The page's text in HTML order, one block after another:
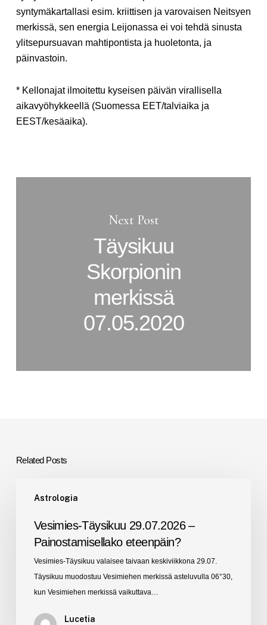
syntymäkartallasi esim. kriittisen ja varovaisen Neitsyen
merkissä, sen energia Leijonassa ei voi tehdä sinusta
ylitsepursuavan mahtipontista ja huoletonta, ja
päinvastoin.
* Kellonajat ilmoitettu kyseisen päivän virallisella
aikavyöhykkeellä (Suomessa EET/talviaika ja
EEST/kesäaika).
Next Post
Täysikuu
Skorpionin
merkissä
07.05.2020
Related Posts
Astrologia
Täysikuu
Painostamisellako
eteenpäin?
Vesimies-Täysikuu 29.07.2026 –
Painostamisellako eteenpäin?
Vesimies-Täysikuu valaisee taivaan keskiviikkona 29.07.
Täysikuu muodostuu Vesimiehen merkissä asteluvulla 06°30,
kun Vesimiehen merkissä vaikuttava…
Lucetia